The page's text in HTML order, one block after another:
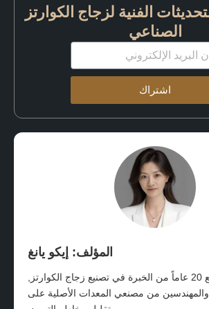
الفنية لزجاج الكوارتز
الصناعي
اشتراك
المؤلف: إيكو يانغ
الكوارتز,
من مصنعي المعدات الأصلية على